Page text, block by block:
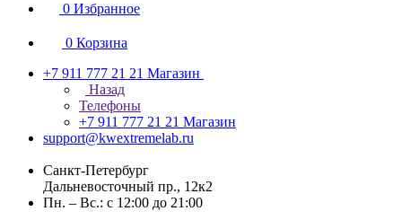
0 Избранное
0 Корзина
+7 911 777 21 21 Магазин
Назад
Телефоны
+7 911 777 21 21 Магазин
support@kwextremelab.ru
Санкт-Петербург
Дальневосточный пр., 12к2
Пн. – Вс.: с 12:00 до 21:00